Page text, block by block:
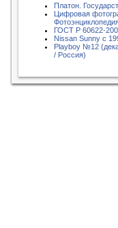
Платон.
Цифровая
ГОСТ Р 60622-
Nissan Sunny с
Playboy №12
/ Россия)